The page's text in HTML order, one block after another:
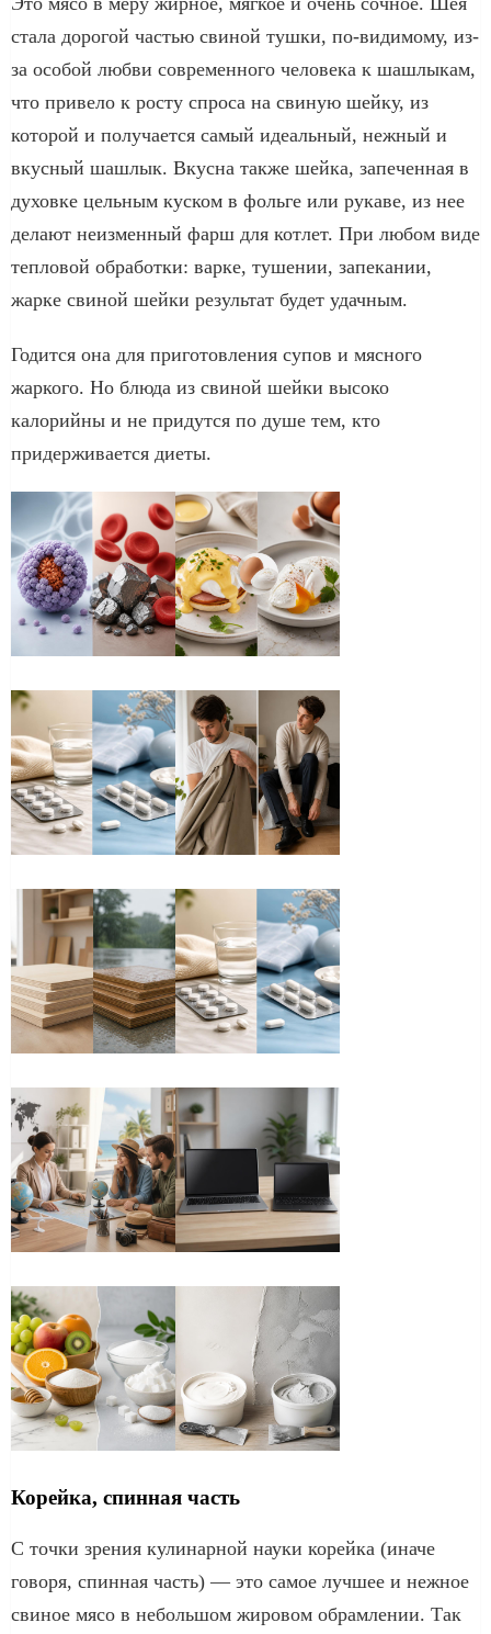
стала дорогой частью свиной тушки, по-видимому, из-
за особой любви современного человека к шашлыкам,
что привело к росту спроса на свиную шейку, из
которой и получается самый идеальный, нежный и
вкусный шашлык. Вкусна также шейка, запеченная в
духовке цельным куском в фольге или рукаве, из нее
делают неизменный фарш для котлет. При любом виде
тепловой обработки: варке, тушении, запекании,
жарке свиной шейки результат будет удачным.
Годится она для приготовления супов и мясного
жаркого. Но блюда из свиной шейки высоко
калорийны и не придутся по душе тем, кто
придерживается диеты.
Корейка, спинная часть
С точки зрения кулинарной науки корейка (иначе
говоря, спинная часть) — это самое лучшее и нежное
свиное мясо в небольшом жировом обрамлении. Так